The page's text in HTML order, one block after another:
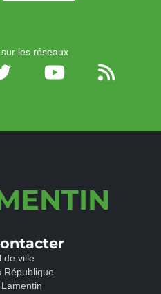
de ville
République
les réseaux